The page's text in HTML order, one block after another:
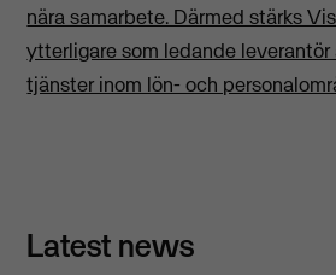
nära samarbete. Därmed stärks
ytterligare som ledande
tjänster inom lön- och
Latest news